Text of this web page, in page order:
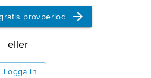
provperiod
eller
Logga in